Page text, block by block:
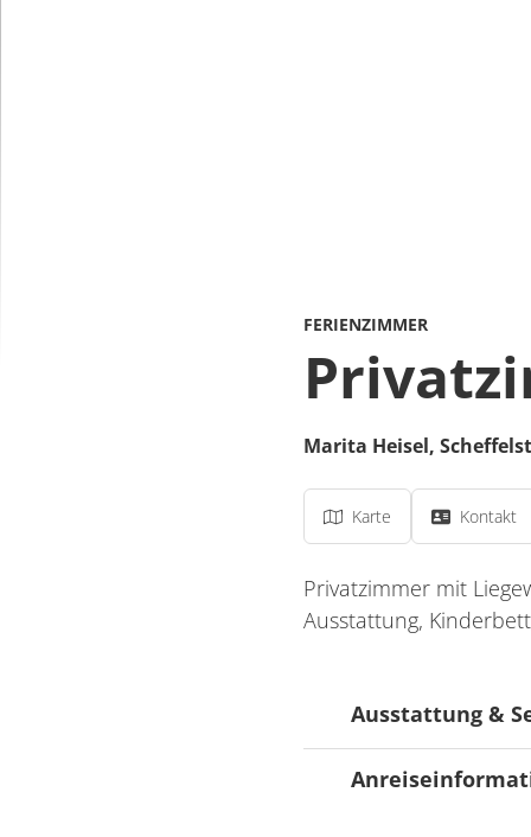
FERIENZIMMER
Marita Heisel,
Karte Kontakt
Privatzimmer mit
Ausstattung,
Ausstattung &
Ausstattung